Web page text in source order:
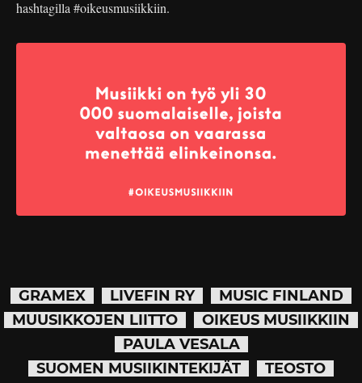
hashtagilla #oikeusmusiikkiin.
GRAMEX LIVEFIN RY
MUSIC FINLAND
MUUSIKKOJEN LIITTO
OIKEUS MUSIIKKIIN
PAULA VESALA
SUOMEN MUSIIKINTEKIJÄT
TEOSTO